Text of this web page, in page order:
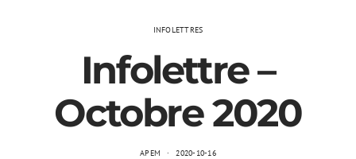
INFOLETTRES
Infolettre –
Octobre 2020
APEM 2020-10-16